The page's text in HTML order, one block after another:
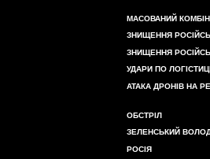
МАСОВАНИЙ
ЗНИЩЕННЯ
ЗНИЩЕННЯ
УДАРИ ПО
АТАКА ДРОНІВ НА
ОБСТРІЛ
ЗЕЛЕНСЬКИЙ
РОСІЯ